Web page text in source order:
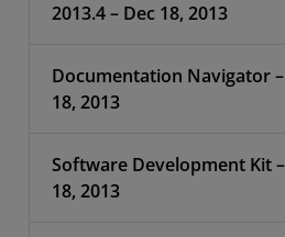
2013.4 – Dec 18, 2013
Documentation Navigator –
18, 2013
Software Development Kit
18, 2013